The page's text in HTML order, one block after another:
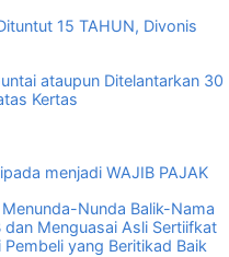
15 TAHUN, Divonis
ataupun Ditelantarkan 30
Kertas
menjadi WAJIB PAJAK
Nunda Balik-Nama
Menguasai Asli Sertiifkat
yang Beritikad Baik